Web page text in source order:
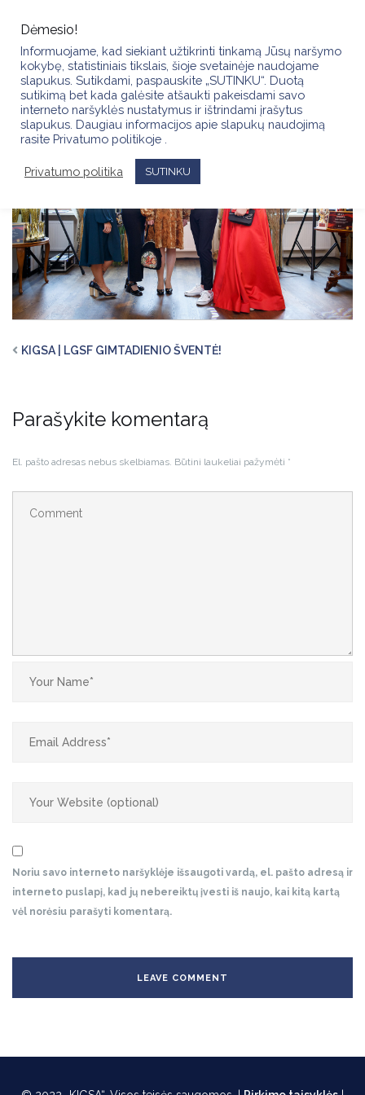
content
KIGSA | LGSF GIMTADIENIO ŠVENTĖ!
Parašykite komentarą
El. pašto adresas nebus skelbiamas. Būtini laukeliai pažymėti *
Noriu savo interneto naršyklėje išsaugoti vardą, el. pašto adresą ir
interneto puslapį, kad jų nebereiktų įvesti iš naujo, kai kitą kartą
vėl norėsiu parašyti komentarą.
Dėmesio!
Informuojame, kad siekiant užtikrinti tinkamą Jūsų naršymo
kokybę, statistiniais tikslais, šioje svetainėje naudojame
slapukus. Sutikdami, paspauskite „SUTINKU“. Duotą
sutikimą bet kada galėsite atšaukti pakeisdami savo
interneto naršyklės nustatymus ir ištrindami įrašytus
slapukus. Daugiau informacijos apie slapukų naudojimą
rasite Privatumo politikoje .
Privatumo politika SUTINKU